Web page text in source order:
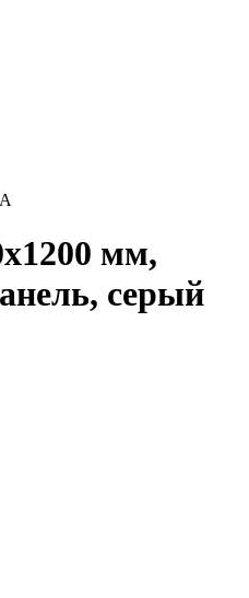
мм,
серый